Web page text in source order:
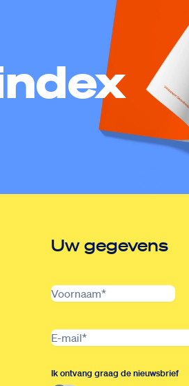
Uw gegevens
Ik ontvang graag de nieuwsbrief